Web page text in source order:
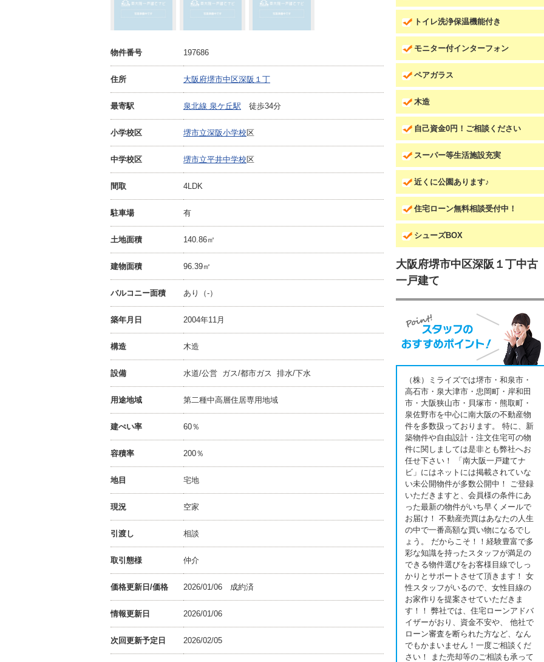
物件番号 197686
住所 大阪府堺市中区深阪１丁
最寄駅 泉北線 泉ケ丘駅 徒歩34分
小学校区 堺市立深阪小学校区
中学校区 堺市立平井中学校区
間取 4LDK
駐車場 有
土地面積 140.86㎡
建物面積 96.39㎡
バルコニー面積 あり（-）
築年月日 2004年11月
構造 木造
設備 水道/公営 ガス/都市ガス 排水/下水
用途地域 第二種中高層住居専用地域
建ぺい率 60％
容積率 200％
地目 宅地
現況 空家
引渡し 相談
取引態様 仲介
価格更新日/価格 2026/01/06 成約済
情報更新日 2026/01/06
次回更新予定日 2026/02/05
トイレ洗浄保温機能付き
モニター付インターフォン
ペアガラス
木造
自己資金0円！ご相談ください
スーパー等生活施設充実
近くに公園あります♪
住宅ローン無料相談受付中！
シューズBOX
大阪府堺市中区深阪１丁中古
一戸建て
（株）ミライズでは堺市・和泉市・
高石市・泉大津市・忠岡町・岸和田
市・大阪狭山市・貝塚市・熊取町・
泉佐野市を中心に南大阪の不動産物
件を多数扱っております。 特に、新
築物件や自由設計・注文住宅可の物
件に関しましては是非とも弊社へお
任せ下さい！ 「南大阪一戸建てナ
ビ」にはネットには掲載されていな
い未公開物件が多数公開中！ ご登録
いただきますと、会員様の条件にあ
った最新の物件がいち早くメールで
お届け！ 不動産売買はあなたの人生
の中で一番高額な買い物になるでし
ょう。 だからこそ！！経験豊富で多
彩な知識を持ったスタッフが満足の
できる物件選びをお客様目線でしっ
かりとサポートさせて頂きます！ 女
性スタッフがいるので、女性目線の
お家作りを提案させていただきま
す！！ 弊社では、住宅ローンアドバ
イザーがおり、資金不安や、 他社で
ローン審査を断られた方など、なん
でもかまいません！一度ご相談くだ
さい！ また売却等のご相談も承って